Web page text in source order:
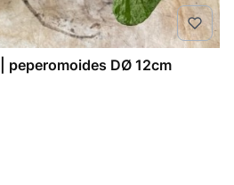
pilea mojito pieniążek | peperomoides DØ 12cm